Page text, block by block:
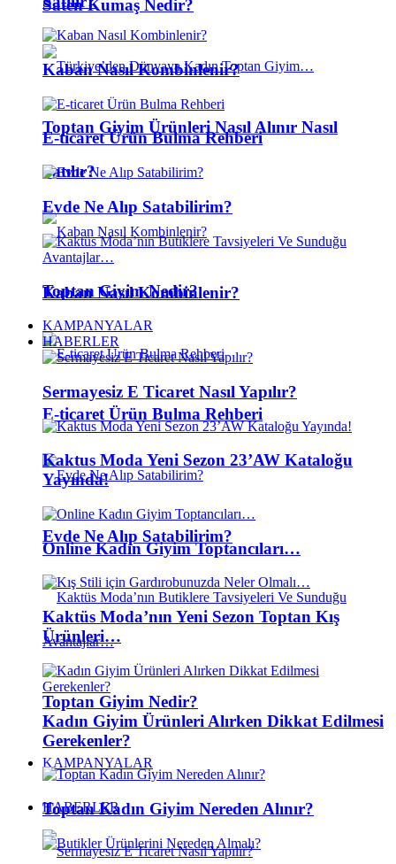
Saten Kumaş Nedir?
Toptan Giyim Ürünleri Nasıl Alınır Nasıl
Satılır?
Kaban Nasıl Kombinlenir?
E-ticaret Ürün Bulma Rehberi
Evde Ne Alıp Satabilirim?
Toptan Giyim Nedir?
KAMPANYALAR
HABERLER
Kaban Nasıl Kombinlenir?
E-ticaret Ürün Bulma Rehberi
Evde Ne Alıp Satabilirim?
Toptan Giyim Nedir?
KAMPANYALAR
HABERLER
Sermayesiz E Ticaret Nasıl Yapılır?
Kaktus Moda Yeni Sezon 23’AW Kataloğu
Yayında!
Online Kadın Giyim Toptancıları…
Kaktüs Moda’nın Yeni Sezon Toptan Kış
Ürünleri…
Kadın Giyim Ürünleri Alırken Dikkat Edilmesi
Gerekenler?
Toptan Kadın Giyim Nereden Alınır?